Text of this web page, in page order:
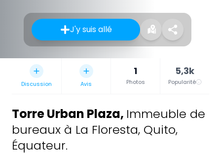
J'y suis allé
Discussion Avis
1
Photos
5,3k
Popularité
Torre Urban Plaza, Immeuble de
bureaux à La Floresta, Quito,
Équateur.